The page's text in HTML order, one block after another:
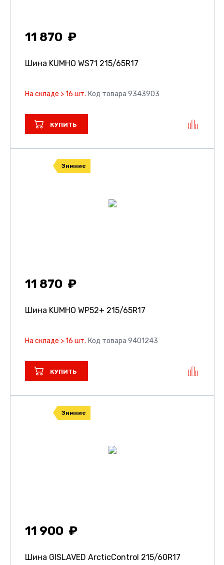
11 870
Шина KUMHO WS71 215/65R17
На складе > 16 шт. Код товара 9343903
КУПИТЬ
Зимние
11 870
Шина KUMHO WP52+ 215/65R17
На складе > 16 шт. Код товара 9401243
КУПИТЬ
Зимние
11 900
Шина GISLAVED ArcticControl 215/60R17